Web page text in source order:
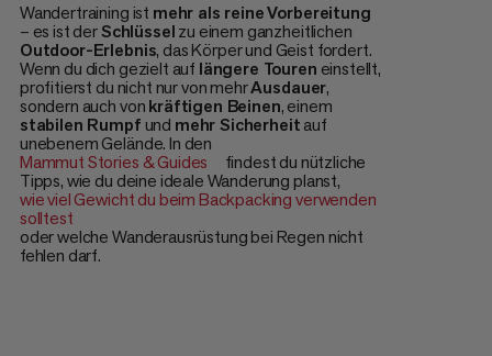
Wandertraining ist mehr als reineVorbereitung
– es ist derSchlüsselzu einem ganzheitlichen
Outdoor-Erlebnis, das Körper und Geist fordert.
Wenn du dich gezielt auf längere Touren einstellt,
profitierst du nicht nur von mehrAusdauer,
sondern auch vonkräftigen Beinen, einem
stabilen Rumpfund mehr Sicherheitauf
unebenem Gelände. In den
Mammut Stories & Guides
findest du nützliche
Tipps, wie du deine ideale Wanderung planst,
wie viel Gewicht du beim Backpacking verwenden
solltest
oder welche Wanderausrüstung bei Regen nicht
fehlen darf.